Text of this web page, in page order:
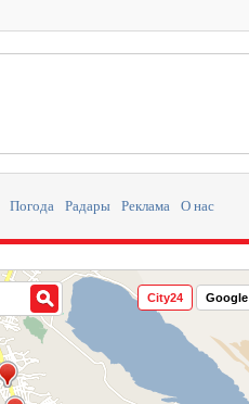
Погода Радары Реклама О нас
City24 Google